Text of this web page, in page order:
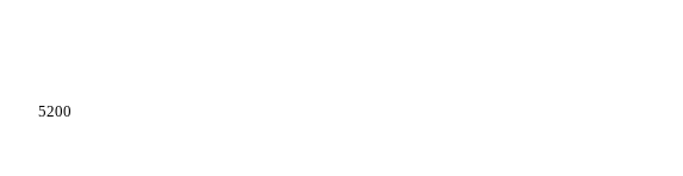
5200